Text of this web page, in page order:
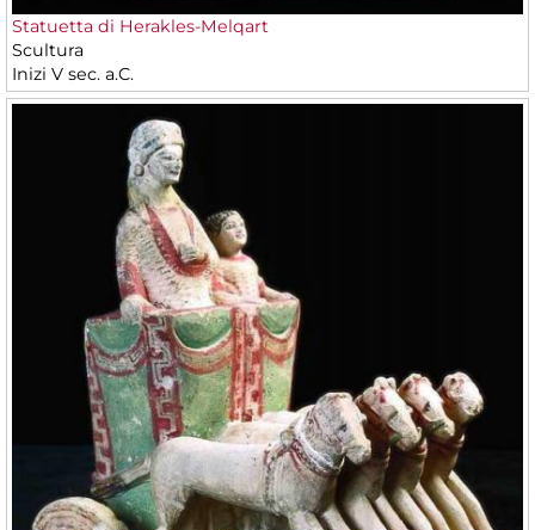
Statuetta di Herakles-Melqart
Scultura
Inizi V sec. a.C.